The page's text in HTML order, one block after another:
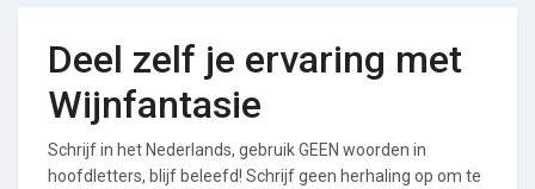
Deel zelf je ervaring met
Wijnfantasie
Schrijf in het Nederlands, gebruik GEEN woorden in
hoofdletters, blijf beleefd! Schrijf geen herhaling op om te